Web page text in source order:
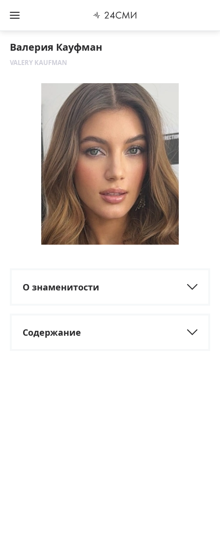
Валерия Кауфман
VALERY KAUFMAN
О знаменитости
Содержание